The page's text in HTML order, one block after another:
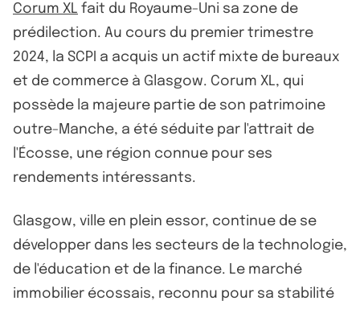
Corum XL fait du Royaume-Uni sa zone de
prédilection. Au cours du premier trimestre
2024, la SCPI a acquis un actif mixte de bureaux
et de commerce à Glasgow. Corum XL, qui
possède la majeure partie de son patrimoine
outre-Manche, a été séduite par l'attrait de
l'Écosse, une région connue pour ses
rendements intéressants.
Glasgow, ville en plein essor, continue de se
développer dans les secteurs de la technologie,
de l'éducation et de la finance. Le marché
immobilier écossais, reconnu pour sa stabilité